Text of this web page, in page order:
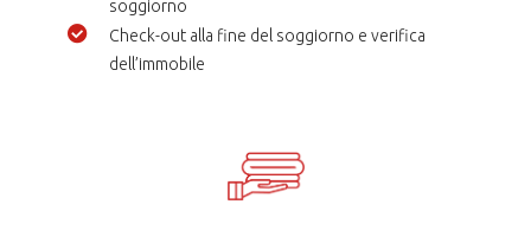
soggiorno
Check-out alla fine del soggiorno e verifica
dell’immobile